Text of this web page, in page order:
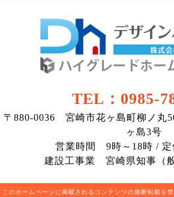
TEL：0985-
〒880-0036 宮崎市花ヶ島町柳ノ丸
ヶ島3号
営業時間 9時～18時 /
建設工事業 宮崎県知事（
このホームページに掲載されるコンテンツの無断転載